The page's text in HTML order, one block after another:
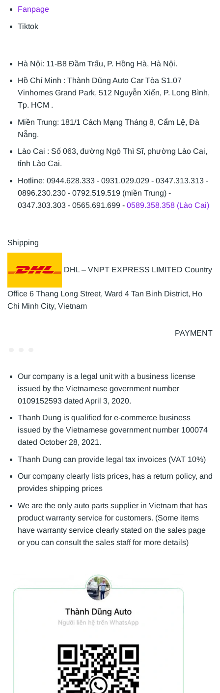
Fanpage
Tiktok
Hà Nội: 11-B8 Đầm Trấu, P. Hồng Hà, Hà Nội.
Hồ Chí Minh : Thành Dũng Auto Car Tòa S1.07
Vinhomes Grand Park, 512 Nguyễn Xiển, P. Long Bình,
Tp. HCM .
Miền Trung: 181/1 Cách Mạng Tháng 8, Cẩm Lệ, Đà
Nẵng.
Lào Cai : Số 063, đường Ngô Thì Sĩ, phường Lào Cai,
tỉnh Lào Cai.
Hotline: 0944.628.333 - 0931.029.029 - 0347.313.313 -
0896.230.230 - 0792.519.519 (miền Trung) -
0347.303.303 - 0565.691.699 - 0589.358.358 (Lào Cai)
Shipping
DHL – VNPT EXPRESS LIMITED Country
Office 6 Thang Long Street, Ward 4 Tan Binh District, Ho
Chi Minh City, Vietnam
PAYMENT
Our company is a legal unit with a business license
issued by the Vietnamese government number
0109152593 dated April 3, 2020.
Thanh Dung is qualified for e-commerce business
issued by the Vietnamese government number 100074
dated October 28, 2021.
Thanh Dung can provide legal tax invoices (VAT 10%)
Our company clearly lists prices, has a return policy, and
provides shipping prices
We are the only auto parts supplier in Vietnam that has
product warranty service for customers. (Some items
have warranty service clearly stated on the sales page
or you can consult the sales staff for more details)